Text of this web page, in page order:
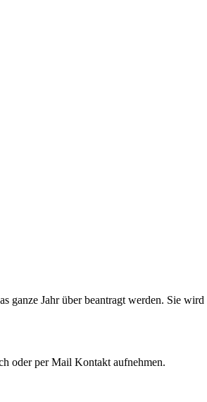
Jahr über beantragt werden. Sie
oder per Mail Kontakt aufnehmen.